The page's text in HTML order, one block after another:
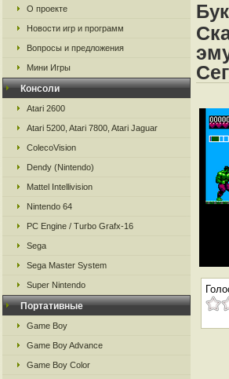
О проекте
Новости игр и программ
Вопросы и предложения
Мини Игры
Консоли
Atari 2600
Atari 5200, Atari 7800, Atari Jaguar
ColecoVision
Dendy (Nintendo)
Mattel Intellivision
Nintendo 64
PC Engine / Turbo Grafx-16
Sega
Sega Master System
Super Nintendo
Портативные
Game Boy
Game Boy Advance
Game Boy Color